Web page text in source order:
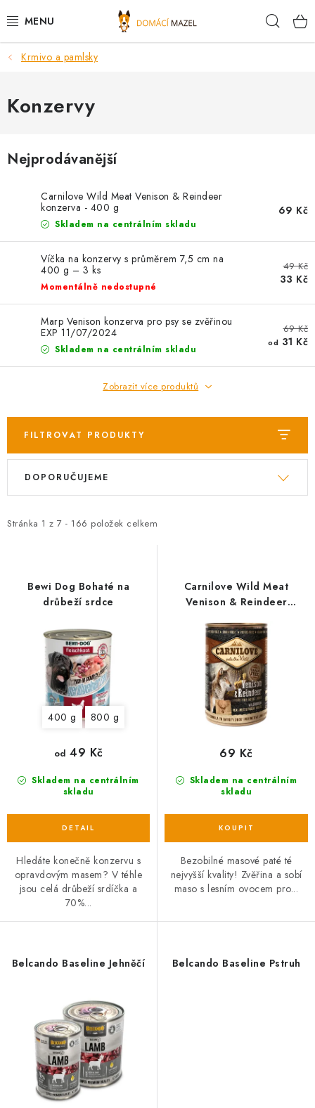
na
DOPORUČUJEME
VÝPRODEJ SKLADU
KOČKY
PRO CHOVATELE
OSTATNÍ
DOPRAVA PO OSTRAVĚ, HLUČÍNĚ A OKOLÍ
Obchodní podmínky
Zásady zpracování osobních údajů
Krmivo a pamlsky
Konzervy
Nejprodávanější
Carnilove Wild Meat Venison & Reindeer
konzerva - 400 g
Skladem na centrálním skladu
69 Kč
Víčka na konzervy s průměrem 7,5 cm na
400 g – 3 ks
Momentálně nedostupné
49 Kč
33 Kč
Marp Venison konzerva pro psy se zvěřinou
EXP 11/07/2024
Skladem na centrálním skladu
69 Kč
od 31 Kč
Zobrazit více produktů
FILTROVAT PRODUKTY
V
i
Stránka 1 z 7 - 166 položek celkem
Ř
e
DOPORUČUJEME
Bewi Dog Bohaté na
drůbeží srdce
400 g 800 g
Skladem na centrálním
skladu
od 49 Kč
Hledáte konečně konzervu s
opravdovým masem? V téhle
jsou celá drůbeží srdíčka a
70%...
Carnilove Wild Meat
Venison & Reindeer
Skladem na centrálním
skladu
69 Kč
Bezobilné masové paté té
nejvyšší kvality! Zvěřina a sobí
maso s lesním ovocem pro...
Belcando Baseline Jehněčí Belcando Baseline Pstruh